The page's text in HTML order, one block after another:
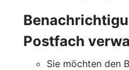
Postfach
Sie möchten den